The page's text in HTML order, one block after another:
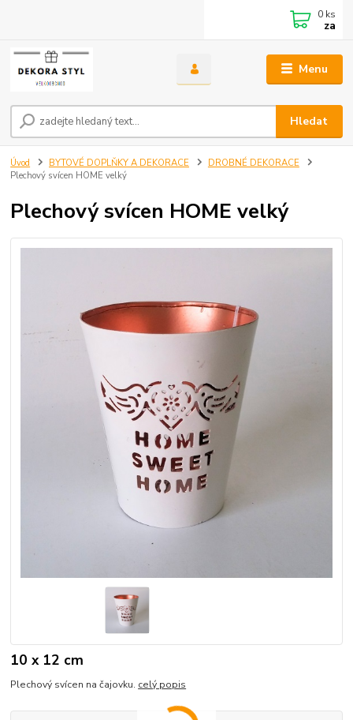
Menu
Hledat
0 ks
za
Úvod BYTOVÉ DOPLŇKY A DEKORACE
DROBNÉ DEKORACE
Plechový svícen HOME velký
Plechový svícen HOME velký
10 x 12 cm
Plechový svícen na čajovku. celý popis